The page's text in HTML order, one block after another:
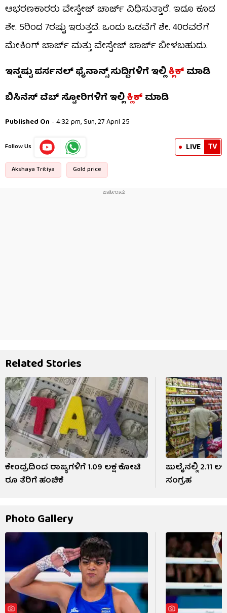
ಆಭರಣಕಾರರು ವೇಸ್ಟೇಜ್ ಚಾರ್ಜ್ ವಿಧಿಸುತ್ತಾರೆ. ಇದೂ ಕೂಡ
ಶೇ. 5ರಿಂದ 7ರಷ್ಟು ಇರುತ್ತದೆ. ಒಂದು ಒಡವೆಗೆ ಶೇ. 40ರವರೆಗೆ
ಮೇಕಿಂಗ್ ಚಾರ್ಜ್ ಮತ್ತು ವೇಸ್ಟೇಜ್ ಚಾರ್ಜ್ ಬೀಳಬಹುದು.
ಇನ್ನಷ್ಟು ಪರ್ಸನಲ್ ಫೈನಾನ್ಸ್ ಸುದ್ದಿಗಳಿಗೆ ಇಲ್ಲಿಕ್ಲಿಕ್ಮಾಡಿ
ಬಿಸಿನೆಸ್ ವೆಬ್ ಸ್ಟೋರಿಗಳಿಗೆ ಇಲ್ಲಿಕ್ಲಿಕ್ಮಾಡಿ
Published On - 4:32 pm, Sun, 27 April 25
Follow Us LIVE TV
Akshaya Tritiya Gold price
Related Stories
ಕೇಂದ್ರದಿಂದ ರಾಜ್ಯಗಳಿಗೆ 1.09 ಲಕ್ಷ ಕೋಟಿ
ರೂ ತೆರಿಗೆ ಹಂಚಿಕೆ
ಜುಲೈನಲ್ಲಿ
ಸಂಗ್ರಹ
Photo Gallery